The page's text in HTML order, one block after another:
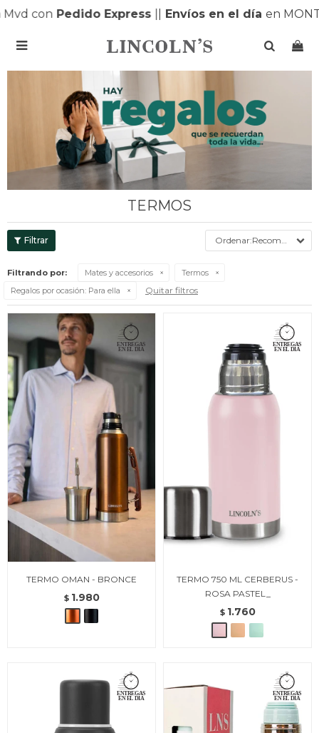
conPedido Express|| Envíos en el díaen

TERMOS
Recomendados
Filtrando por: Mates y accesorios
Termos
Regalos por ocasión: Para ella Quitar filtros
TERMO OMAN - BRONCE
$ 1.980
TERMO 750 ML CERBERUS -
ROSA PASTEL_
$ 1.760